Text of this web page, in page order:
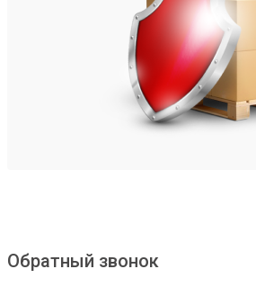
Обратный звонок